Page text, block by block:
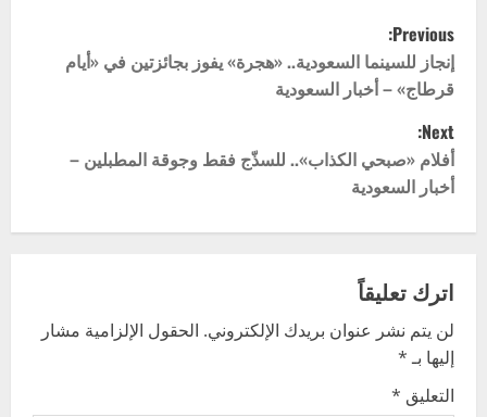
P
o
s
t
n
v
i
g
Previous:
إنجاز للسينما السعودية.. «هجرة» يفوز بجائزتين في «أيام
قرطاج» – أخبار السعودية
Next:
أفلام «صبحي الكذاب».. للسذّج فقط وجوقة المطبلين –
أخبار السعودية
اترك تعليقاً
لن يتم نشر عنوان بريدك الإلكتروني. الحقول الإلزامية مشار
إليها بـ*
التعليق *